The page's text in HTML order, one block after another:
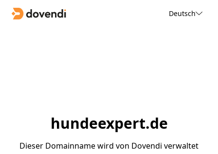
Deutsch
hundeexpert.de
Dieser Domainname wird von Dovendi verwaltet